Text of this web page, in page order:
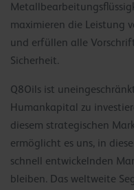
maximieren die Leistung
und erfüllen alle
Sicherheit.
Q8Oils ist
Humankapital zu
diesem strategischen
ermöglicht es uns, in
schnell entwickelnden
bleiben. Das weltweite